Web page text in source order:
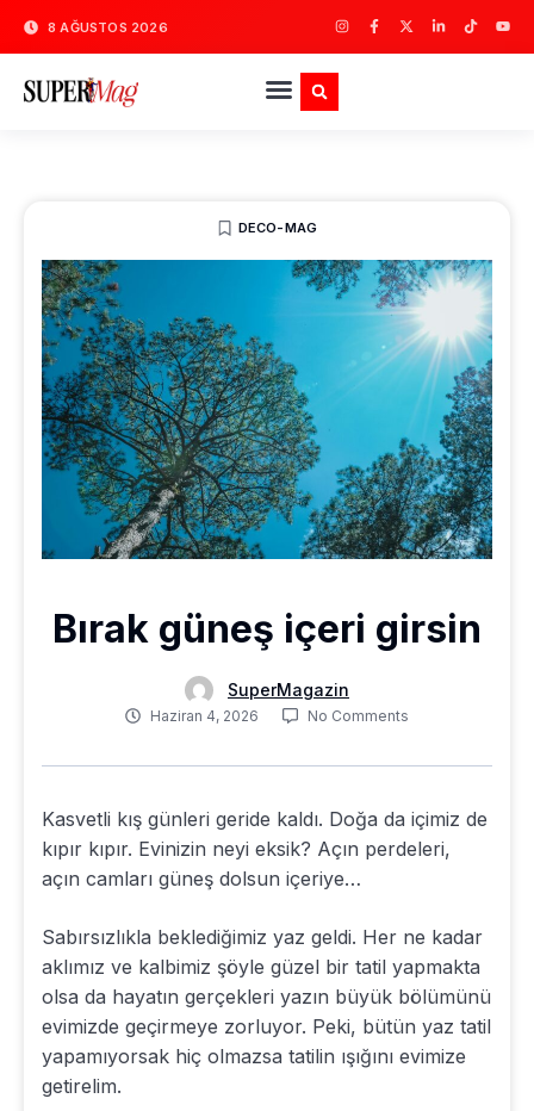
8 AĞUSTOS 2026
DECO-MAG
Bırak güneş içeri girsin
SuperMagazin
Haziran 4, 2026 No Comments
Kasvetli kış günleri geride kaldı. Doğa da içimiz de
kıpır kıpır. Evinizin neyi eksik? Açın perdeleri,
açın camları güneş dolsun içeriye…
Sabırsızlıkla beklediğimiz yaz geldi. Her ne kadar
aklımız ve kalbimiz şöyle güzel bir tatil yapmakta
olsa da hayatın gerçekleri yazın büyük bölümünü
evimizde geçirmeye zorluyor. Peki, bütün yaz tatil
yapamıyorsak hiç olmazsa tatilin ışığını evimize
getirelim.